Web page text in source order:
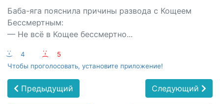
Баба-яга пояснила причины развода с Кощеем
Бессмертным:
— Не всё в Кощее бессмертно...
:-) 4 :-(
5
Чтобы проголосовать, установите приложение!
Предыдущий Следующий